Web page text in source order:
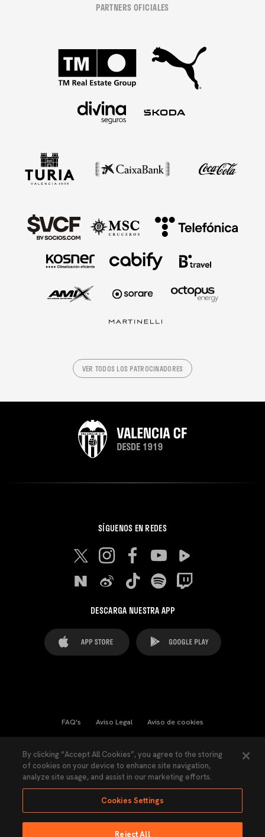
PARTNERS OFICIALES
VER TODOS LOS PATROCINADORES
SÍGUENOS EN REDES
DESCARGA NUESTRA APP
FAQ's Aviso Legal Aviso de cookies
Ley Transparencia Política de Privacidad
Accesibilidad
By clicking “Accept All Cookies”, you agree to the storing
of cookies on your device to enhance site navigation,
analyze site usage, and assist in our marketing efforts.
Cookies Settings
Reject All